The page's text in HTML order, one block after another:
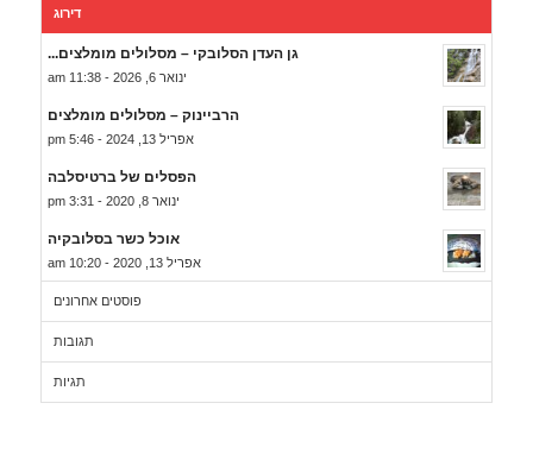
דירוג
גן העדן הסלובקי – מסלולים מומלצים...
ינואר 6, 2026 - 11:38 am
הרביינוק – מסלולים מומלצים
אפריל 13, 2024 - 5:46 pm
הפסלים של ברטיסלבה
ינואר 8, 2020 - 3:31 pm
אוכל כשר בסלובקיה
אפריל 13, 2020 - 10:20 am
פוסטים אחרונים
תגובות
תגיות